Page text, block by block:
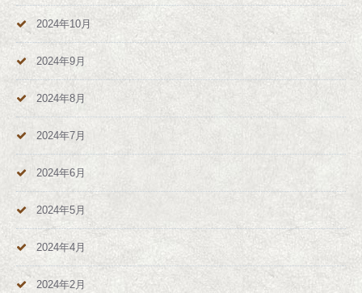
2024年10月
2024年9月
2024年8月
2024年7月
2024年6月
2024年5月
2024年4月
2024年2月